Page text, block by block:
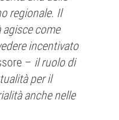
regionale. Il
come
incentivato
– il ruolo di
per il
anche nelle